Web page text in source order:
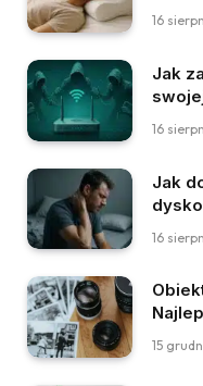
16
Jak
16
Jak
16
15